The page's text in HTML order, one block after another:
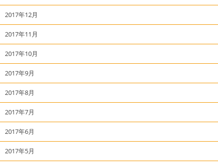
2017年12月
2017年11月
2017年10月
2017年9月
2017年8月
2017年7月
2017年6月
2017年5月